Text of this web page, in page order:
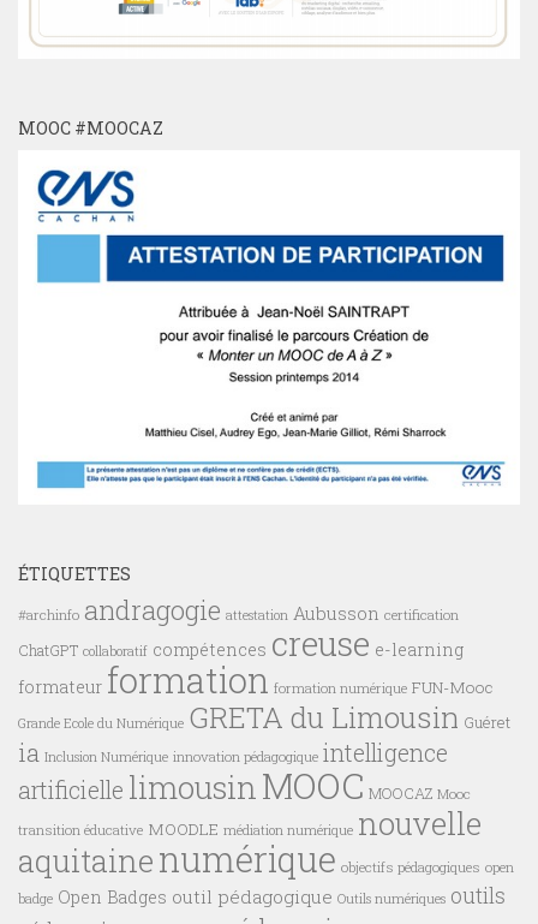
MOOC #MOOCAZ
ÉTIQUETTES
#archinfo andragogie attestation Aubusson certification
ChatGPT collaboratif compétences creuse e-learning
formateur formation formation numérique FUN-Mooc
Grande Ecole du Numérique GRETA du Limousin Guéret
ia Inclusion Numérique innovation pédagogique intelligence
artificielle limousin MOOC MOOCAZ Mooc
transition éducative MOODLE médiation numérique nouvelle
aquitainenumérique objectifs pédagogiques open
badge Open Badges outil pédagogique Outils numériques outils